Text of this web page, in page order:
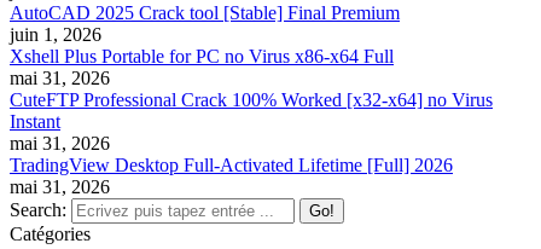
AutoCAD 2025 Crack tool [Stable] Final Premium
juin 1, 2026
Xshell Plus Portable for PC no Virus x86-x64 Full
mai 31, 2026
CuteFTP Professional Crack 100% Worked [x32-x64] no Virus
Instant
mai 31, 2026
TradingView Desktop Full-Activated Lifetime [Full] 2026
mai 31, 2026
Search:
Catégories